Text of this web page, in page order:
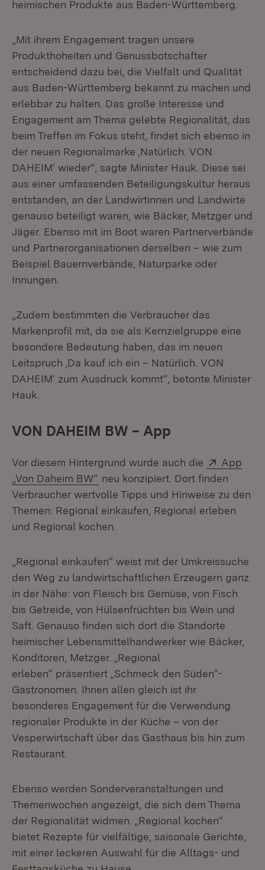
heimischen Produkte aus Baden-Württemberg.
„Mit ihrem Engagement tragen unsere
Produkthoheiten und Genussbotschafter
entscheidend dazu bei, die Vielfalt und Qualität
aus Baden-Württemberg bekannt zu machen und
erlebbar zu halten. Das große Interesse und
Engagement am Thema gelebte Regionalität, das
beim Treffen im Fokus steht, findet sich ebenso in
der neuen Regionalmarke ‚Natürlich. VON
DAHEIM‘ wieder“, sagte Minister Hauk. Diese sei
aus einer umfassenden Beteiligungskultur heraus
entstanden, an der Landwirtinnen und Landwirte
genauso beteiligt waren, wie Bäcker, Metzger und
Jäger. Ebenso mit im Boot waren Partnerverbände
und Partnerorganisationen derselben – wie zum
Beispiel Bauernverbände, Naturparke oder
Innungen.
„Zudem bestimmten die Verbraucher das
Markenprofil mit, da sie als Kernzielgruppe eine
besondere Bedeutung haben, das im neuen
Leitspruch ‚Da kauf ich ein – Natürlich. VON
DAHEIM‘ zum Ausdruck kommt“, betonte Minister
Hauk.
VON DAHEIM BW – App
Vor diesem Hintergrund wurde auch die Extern:
App
„Von Daheim BW“ (Öffnet in neuem Fenster)
neu konzipiert. Dort finden
Verbraucher wertvolle Tipps und Hinweise zu den
Themen: Regional einkaufen, Regional erleben
und Regional kochen.
„Regional einkaufen“ weist mit der Umkreissuche
den Weg zu landwirtschaftlichen Erzeugern ganz
in der Nähe: von Fleisch bis Gemüse, von Fisch
bis Getreide, von Hülsenfrüchten bis Wein und
Saft. Genauso finden sich dort die Standorte
heimischer Lebensmittelhandwerker wie Bäcker,
Konditoren, Metzger. „Regional
erleben“ präsentiert „Schmeck den Süden“-
Gastronomen. Ihnen allen gleich ist ihr
besonderes Engagement für die Verwendung
regionaler Produkte in der Küche – von der
Vesperwirtschaft über das Gasthaus bis hin zum
Restaurant.
Ebenso werden Sonderveranstaltungen und
Themenwochen angezeigt, die sich dem Thema
der Regionalität widmen. „Regional kochen“
bietet Rezepte für vielfältige, saisonale Gerichte,
mit einer leckeren Auswahl für die Alltags- und